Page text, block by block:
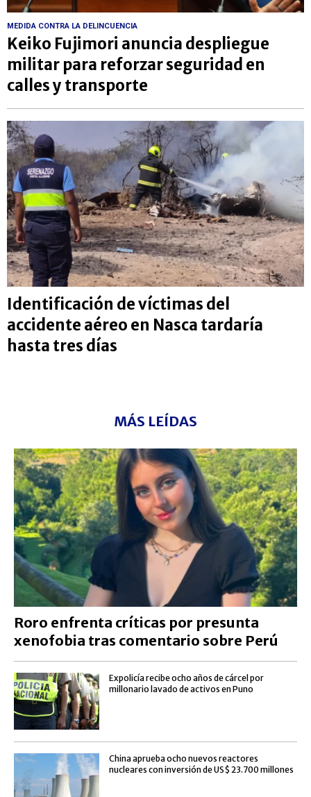
MEDIDA CONTRA LA DELINCUENCIA
Keiko Fujimori anuncia despliegue
militar para reforzar seguridad en
calles y transporte
Identificación de víctimas del
accidente aéreo en Nasca tardaría
hasta tres días
MÁS LEÍDAS
Roro enfrenta críticas por presunta
xenofobia tras comentario sobre Perú
Expolicía recibe ocho años de cárcel por
millonario lavado de activos en Puno
China aprueba ocho nuevos reactores
nucleares con inversión de US$ 23.700 millones